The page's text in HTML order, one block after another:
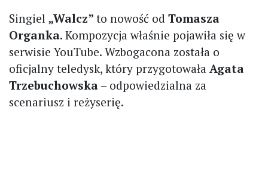
Singiel „Walcz” to nowość od Tomasza
Organka. Kompozycja właśnie pojawiła się w
serwisie YouTube. Wzbogacona została o
oficjalny teledysk, który przygotowała Agata
Trzebuchowska – odpowiedzialna za
scenariusz i reżyserię.